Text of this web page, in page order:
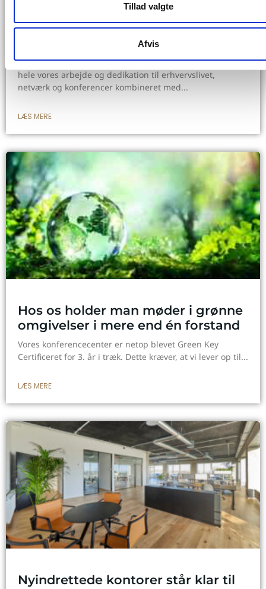
Tillad valgte
Afvis
Nyt vartegn for erhvervslivet –
World Trade Center Ballerup hæver
I maj bragte Erhvervsavisen en detaljeret artikel omkring
hele vores arbejde og dedikation til erhvervslivet,
netværk og konferencer kombineret med
LÆS MERE
Hos os holder man møder i grønne
omgivelser i mere end én forstand
Vores konferencecenter er netop blevet Green Key
Certificeret for 3. år i træk. Dette kræver, at vi lever op til
LÆS MERE
Nyindrettede kontorer står klar til